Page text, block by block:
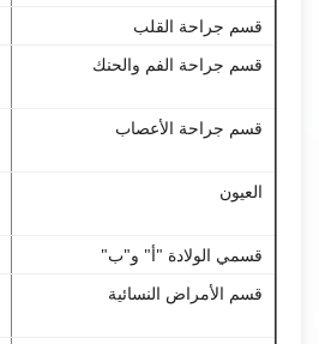
قسم جراحة القلب
قسم جراحة الفم والحنك
قسم جراحة الأعصاب
العيون
قسمي الولادة "أ" و"ب"
قسم الأمراض النسائية